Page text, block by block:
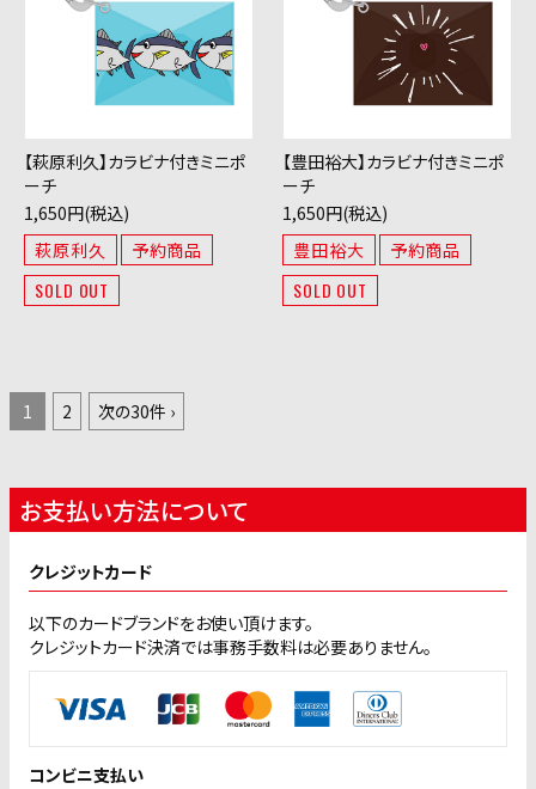
【萩原利久】カラビナ付きミニポ
ーチ
1,650円(税込)
萩原利久
予約商品
SOLD OUT
【豊田裕大】カラビナ付きミニポ
ーチ
1,650円(税込)
豊田裕大
予約商品
SOLD OUT
1 2 次の30件 ›
お支払い方法について
クレジットカード
以下のカードブランドをお使い頂けます。
クレジットカード決済では事務手数料は必要ありません。
コンビニ支払い